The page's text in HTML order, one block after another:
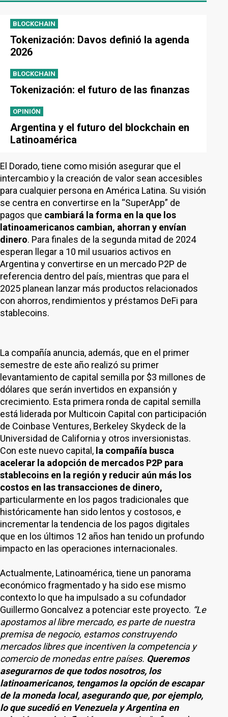
BLOCKCHAIN
Tokenización: Davos definió la agenda
2026
BLOCKCHAIN
Tokenización: el futuro de las finanzas
OPINIÓN
Argentina y el futuro del blockchain en
Latinoamérica
El Dorado, tiene como misión asegurar que el
intercambio y la creación de valor sean accesibles
para cualquier persona en América Latina. Su visión
se centra en convertirse en la “SuperApp” de
pagos que cambiará la forma en la que los
latinoamericanos cambian, ahorran y envían
dinero. Para finales de la segunda mitad de 2024
esperan llegar a 10 mil usuarios activos en
Argentina y convertirse en un mercado P2P de
referencia dentro del país, mientras que para el
2025 planean lanzar más productos relacionados
con ahorros, rendimientos y préstamos DeFi para
stablecoins.
La compañía anuncia, además, que en el primer
semestre de este año realizó su primer
levantamiento de capital semilla por $3 millones de
dólares que serán invertidos en expansión y
crecimiento. Esta primera ronda de capital semilla
está liderada por Multicoin Capital con participación
de Coinbase Ventures, Berkeley Skydeck de la
Universidad de California y otros inversionistas.
Con este nuevo capital, la compañía busca
acelerar la adopción de mercados P2P para
stablecoins en la región y reducir aún más los
costos en las transacciones de dinero,
particularmente en los pagos tradicionales que
históricamente han sido lentos y costosos, e
incrementar la tendencia de los pagos digitales
que en los últimos 12 años han tenido un profundo
impacto en las operaciones internacionales.
Actualmente, Latinoamérica, tiene un panorama
económico fragmentado y ha sido ese mismo
contexto lo que ha impulsado a su cofundador
Guillermo Goncalvez a potenciar este proyecto. “Le
apostamos al libre mercado, es parte de nuestra
premisa de negocio, estamos construyendo
mercados libres que incentiven la competencia y
comercio de monedas entre países. Queremos
asegurarnos de que todos nosotros, los
latinoamericanos, tengamos la opción de escapar
de la moneda local, asegurando que, por ejemplo,
lo que sucedió en Venezuela y Argentina en